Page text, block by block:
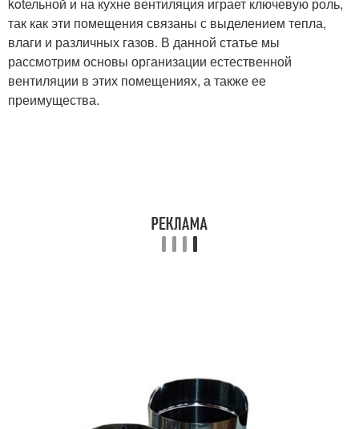
так как эти помещения связаны с выделением тепла,
влаги и различных газов. В данной статье мы
рассмотрим основы организации естественной
вентиляции в этих помещениях, а также ее
преимущества.